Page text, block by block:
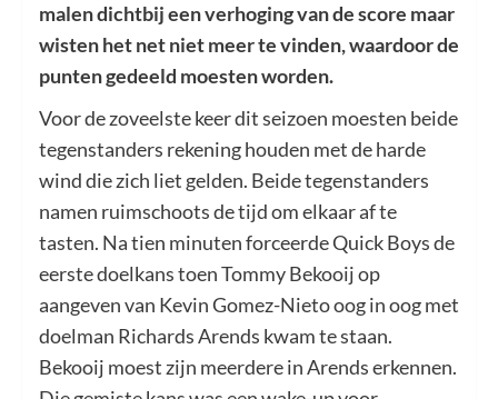
malen dichtbij een verhoging van de score maar
wisten het net niet meer te vinden, waardoor de
punten gedeeld moesten worden.
Voor de zoveelste keer dit seizoen moesten beide
tegenstanders rekening houden met de harde
wind die zich liet gelden. Beide tegenstanders
namen ruimschoots de tijd om elkaar af te
tasten. Na tien minuten forceerde Quick Boys de
eerste doelkans toen Tommy Bekooij op
aangeven van Kevin Gomez-Nieto oog in oog met
doelman Richards Arends kwam te staan.
Bekooij moest zijn meerdere in Arends erkennen.